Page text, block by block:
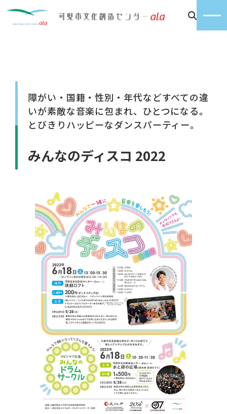
障がい・国籍・性別・年代などすべての違
いが素敵な音楽に包まれ、ひとつになる。
とびきりハッピーなダンスパーティー。
みんなのディスコ 2022